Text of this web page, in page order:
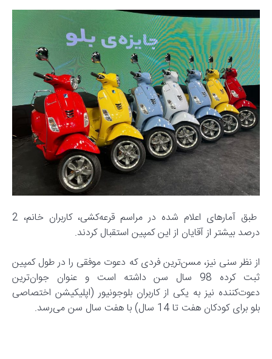
طبق آمارهای اعلام شده در مراسم قرعه‌کشی، کاربران خانم، 2
درصد بیشتر از آقایان از این کمپین استقبال کردند.
از نظر سنی نیز، مسن‌ترین فردی که دعوت موفقی را در طول کمپین
ثبت‌ کرده 98 سال سن داشته است و عنوان جوان‌ترین
دعوت‌کننده نیز به یکی از کاربران بلو‌جونیور (اپلیکیشن اختصاصی
بلو برای کودکان هفت تا 14 سال) با هفت سال سن می‌رسد.